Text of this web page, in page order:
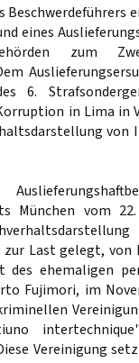
Beschwerdeführers
eines
zum
6.
in Lima in
von
München vom
zur Last gelegt, von
ehemaligen
Fujimori, im
Vereinigung